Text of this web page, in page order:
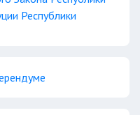
Республики